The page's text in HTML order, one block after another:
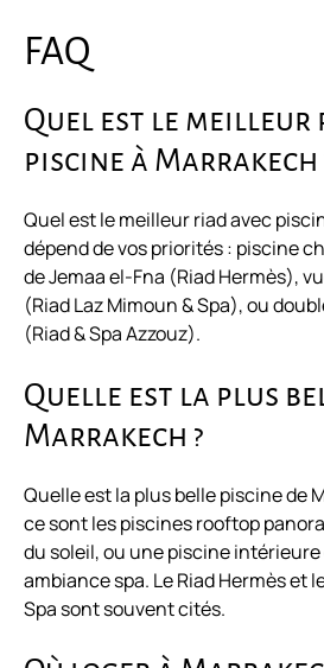
FAQ
Quel est le meilleur
piscine à Marrakech
Quel est le meilleur riad avec
dépend de vos priorités : piscine
de Jemaa el-Fna (Riad Hermès),
(Riad Laz Mimoun & Spa), ou
(Riad & Spa Azzouz).
Quelle est la plus
Marrakech ?
Quelle est la plus belle piscine de
ce sont les piscines rooftop
du soleil, ou une piscine
ambiance spa. Le Riad Hermès et
Spa sont souvent cités.